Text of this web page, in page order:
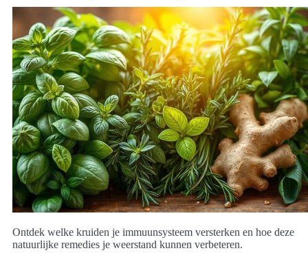
Ontdek welke kruiden je immuunsysteem versterken en hoe deze
natuurlijke remedies je weerstand kunnen verbeteren.